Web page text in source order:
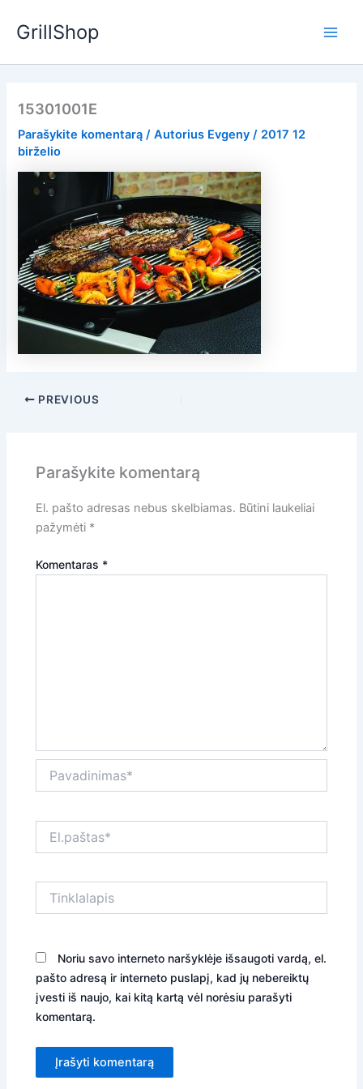
prieGrillShop
15301001E
Parašykite komentarą / Autorius Evgeny/ 2017 12
birželio
PREVIOUS
Parašykite komentarą
El. pašto adresas nebus skelbiamas. Būtini laukeliai
pažymėti *
Komentaras *
Noriu savo interneto naršyklėje išsaugoti vardą, el.
pašto adresą ir interneto puslapį, kad jų nebereiktų
įvesti iš naujo, kai kitą kartą vėl norėsiu parašyti
komentarą.